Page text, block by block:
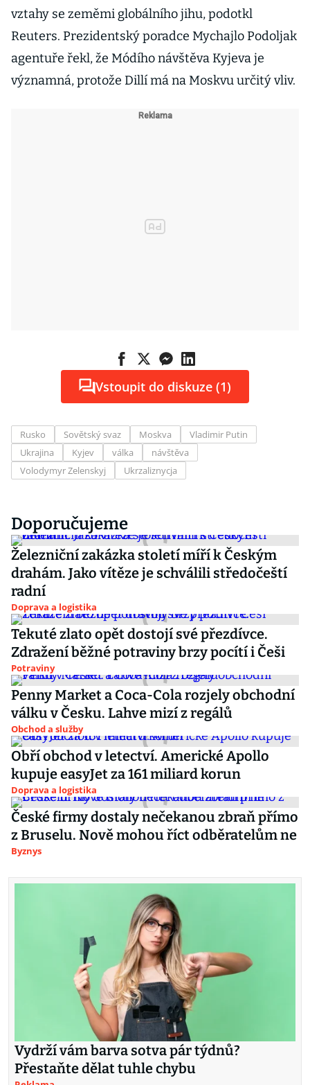
vztahy se zeměmi globálního jihu, podotkl
Reuters. Prezidentský poradce Mychajlo Podoljak
agentuře řekl, že Módího návštěva Kyjeva je
významná, protože Dillí má na Moskvu určitý vliv.
Vstoupit do diskuze (1)
Rusko Sovětský svaz Moskva
Vladimir Putin
Ukrajina
Kyjev válka
návštěva
Volodymyr Zelenskyj
Ukrzaliznycja
Doporučujeme
Železniční zakázka století míří k Českým
drahám. Jako vítěze je schválili středočeští
radní
Doprava a logistika
Tekuté zlato opět dostojí své přezdívce.
Zdražení běžné potraviny brzy pocítí i Češi
Potraviny
Penny Market a Coca-Cola rozjely obchodní
válku v Česku. Lahve mizí z regálů
Obchod a služby
Obří obchod v letectví. Americké Apollo
kupuje easyJet za 161 miliard korun
Doprava a logistika
České firmy dostaly nečekanou zbraň přímo
z Bruselu. Nově mohou říct odběratelům ne
Byznys
Vydrží vám barva sotva pár týdnů?
Přestaňte dělat tuhle chybu